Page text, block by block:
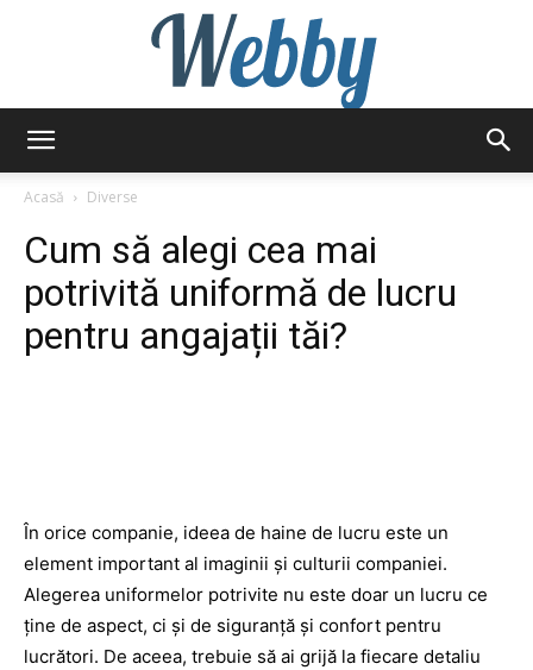
Acasă
Diverse
Cum să alegi cea mai
potrivită uniformă de lucru
pentru angajații tăi?
În orice companie, ideea de haine de lucru este un
element important al imaginii și culturii companiei.
Alegerea uniformelor potrivite nu este doar un lucru ce
ține de aspect, ci și de siguranță și confort pentru
lucrători. De aceea, trebuie să ai grijă la fiecare detaliu